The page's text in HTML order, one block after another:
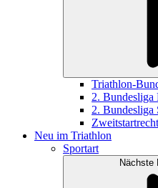
Triathlon-
2. Bundesliga
2. Bundesliga
Zweitstartrecht
Neu im Triathlon
Sportart
Nächste